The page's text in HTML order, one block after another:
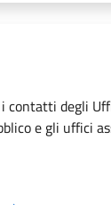
contatti degli
e gli uffici